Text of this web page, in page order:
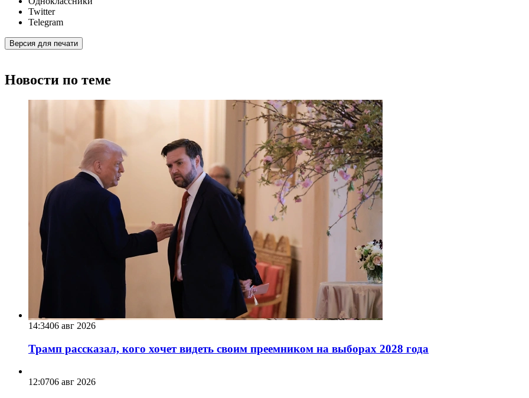
Twitter
Telegram
Версия для печати
Новости по теме
14:3406 авг 2026
Трамп рассказал, кого хочет видеть своим преемником на выборах 2028 года
12:0706 авг 2026